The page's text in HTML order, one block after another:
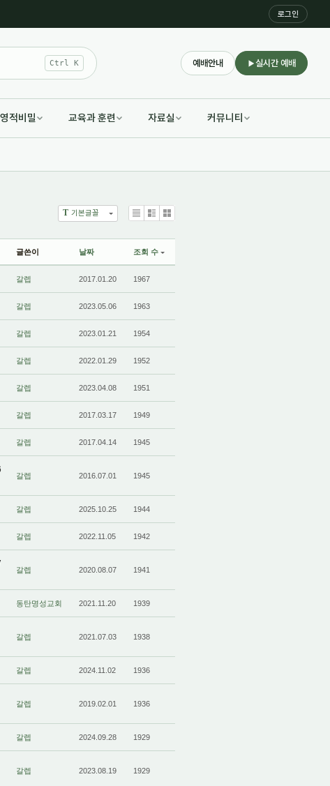
로그인
Ctrl K 예배안내 실시간 예배
적비밀 교육과 훈련 자료실 커뮤니티
T 기본글꼴
List Zine
글쓴이 날짜 조회 수
갈렙 2017.01.20 1967
갈렙 2023.05.06 1963
갈렙 2023.01.21 1954
갈렙 2022.01.29 1952
갈렙 2023.04.08 1951
갈렙 2017.03.17 1949
갈렙 2017.04.14 1945
갈렙 2016.07.01 1945
갈렙 2025.10.25 1944
갈렙 2022.11.05 1942
갈렙 2020.08.07 1941
동탄명성교회 2021.11.20 1939
갈렙 2021.07.03 1938
갈렙 2024.11.02 1936
갈렙 2019.02.01 1936
갈렙 2024.09.28 1929
갈렙 2023.08.19 1929